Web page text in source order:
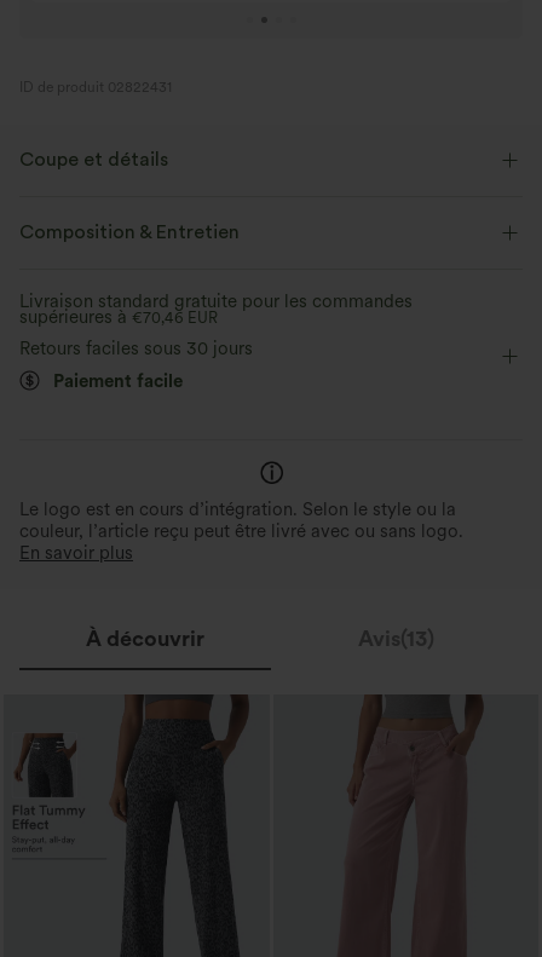
ID de produit 02822431
Coupe et détails
Taille plate Poches latérales
Taille haute Jambe large
Composition & Entretien
Livraison standard gratuite pour les commandes
supérieures à €70,46 EUR
Retours faciles sous 30 jours
Paiement facile
Le logo est en cours d’intégration. Selon le style ou la
couleur, l’article reçu peut être livré avec ou sans logo.
En savoir plus
À découvrir Avis(13)